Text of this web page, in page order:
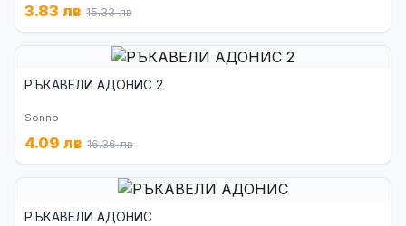
3.83 лв 15.33 лв
РЪКАВЕЛИ АДОНИС 2
Sonno
4.09 лв 16.36 лв
РЪКАВЕЛИ АДОНИС